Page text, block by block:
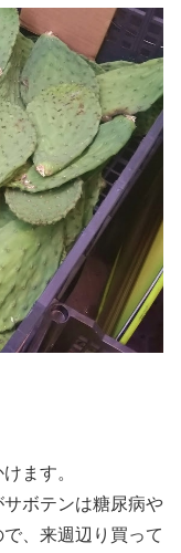
ます。
ボテンは糖尿病や
、来週辺り買って